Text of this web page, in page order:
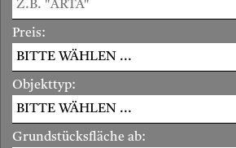
Preis:
Objekttyp:
Grundstücksfläche ab: